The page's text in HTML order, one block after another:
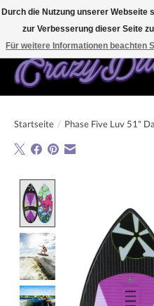
Kostenfreier Versand für Bestellungen
Startseite / Phase Five Luv 51"
Durch die Nutzung unserer Webseite
zur Verbesserung dieser Seite
Für weitere Informationen beachten